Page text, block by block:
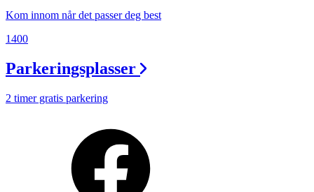
Kom innom når det passer deg best
1400
Parkeringsplasser
2 timer gratis parkering